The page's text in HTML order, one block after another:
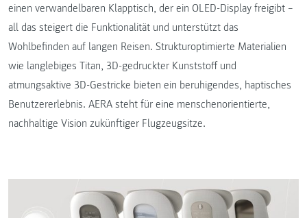
einen verwandelbaren Klapptisch, der ein OLED-Display freigibt –
all das steigert die Funktionalität und unterstützt das
Wohlbefinden auf langen Reisen. Strukturoptimierte Materialien
wie langlebiges Titan, 3D-gedruckter Kunststoff und
atmungsaktive 3D-Gestricke bieten ein beruhigendes, haptisches
Benutzererlebnis. AERA steht für eine menschenorientierte,
nachhaltige Vision zukünftiger Flugzeugsitze.